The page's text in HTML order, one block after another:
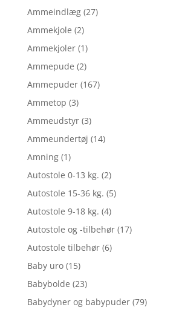
Ammeindlæg (27)
Ammekjole (2)
Ammekjoler (1)
Ammepude (2)
Ammepuder (167)
Ammetop (3)
Ammeudstyr (3)
Ammeundertøj (14)
Amning (1)
Autostole 0-13 kg. (2)
Autostole 15-36 kg. (5)
Autostole 9-18 kg. (4)
Autostole og -tilbehør (17)
Autostole tilbehør (6)
Baby uro (15)
Babybolde (23)
Babydyner og babypuder (79)